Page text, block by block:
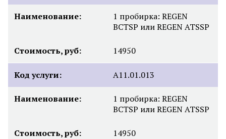
Наименование:
1 пробирка: REGEN
BCTSP или REGEN ATSSP
Стоимость, руб: 14950
Код услуги: А11.01.013
Наименование:
1 пробирка: REGEN
BCTSP или REGEN ATSSP
Стоимость, руб: 14950